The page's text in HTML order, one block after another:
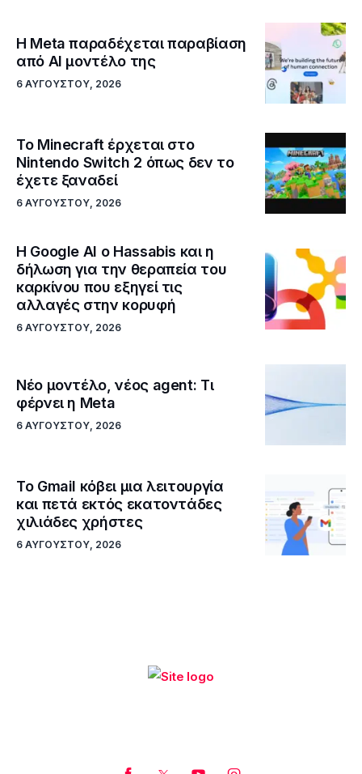
Η Meta παραδέχεται παραβίαση
από AI μοντέλο της
6 ΑΥΓΟΎΣΤΟΥ, 2026
Το Minecraft έρχεται στο
Nintendo Switch 2 όπως δεν το
έχετε ξαναδεί
6 ΑΥΓΟΎΣΤΟΥ, 2026
Η Google ΑΙ ο Hassabis και η
δήλωση για την θεραπεία του
καρκίνου που εξηγεί τις
αλλαγές στην κορυφή
6 ΑΥΓΟΎΣΤΟΥ, 2026
Νέο μοντέλο, νέος agent: Τι
φέρνει η Meta
6 ΑΥΓΟΎΣΤΟΥ, 2026
Το Gmail κόβει μια λειτουργία
και πετά εκτός εκατοντάδες
χιλιάδες χρήστες
6 ΑΥΓΟΎΣΤΟΥ, 2026